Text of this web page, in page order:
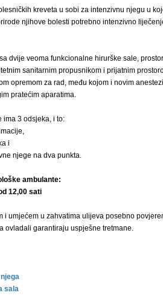
kreveta u sobi za intenzivnu njegu u
njihove bolesti potrebno intenzivno
dvije veoma funkcionalne hirurške sale,
sanitarnim propusnikom i prijatnim
opremom za rad, među kojom i novim
pratećim aparatima.
ima 3 odsjeka, i to:
i
njege na dva punkta.
ambulante:
12,00 sati
i umjećem u zahvatima ulijeva posebno
ovladali garantiraju uspješne tretmane.
sala